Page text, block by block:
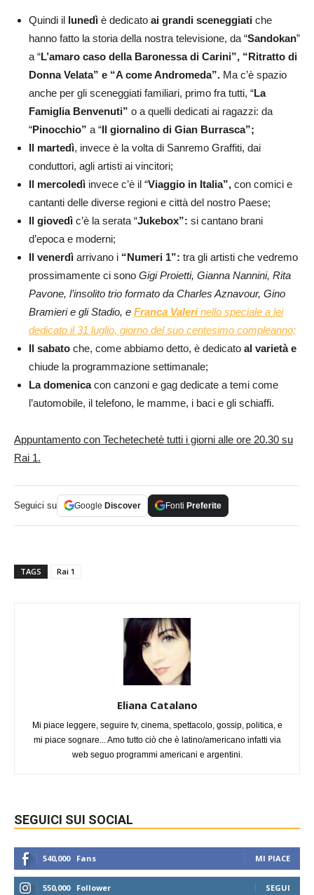
Quindi il lunedì è dedicato ai grandi sceneggiati che
hanno fatto la storia della nostra televisione, da “Sandokan”
a “L’amaro caso della Baronessa di Carini”, “Ritratto di
Donna Velata” e “A come Andromeda”. Ma c’è spazio
anche per gli sceneggiati familiari, primo fra tutti, “La
Famiglia Benvenuti” o a quelli dedicati ai ragazzi: da
“Pinocchio” a “Il giornalino di Gian Burrasca”;
Il martedì, invece è la volta di Sanremo Graffiti, dai
conduttori, agli artisti ai vincitori;
Il mercoledì invece c’è il “Viaggio in Italia”, con comici e
cantanti delle diverse regioni e città del nostro Paese;
Il giovedì c’è la serata “Jukebox”: si cantano brani
d’epoca e moderni;
Il venerdì arrivano i “Numeri 1”: tra gli artisti che vedremo
prossimamente ci sono Gigi Proietti, Gianna Nannini, Rita
Pavone, l’insolito trio formato da Charles Aznavour, Gino
Bramieri e gli Stadio, e Franca Valerinello speciale a lei
dedicato il 31 luglio, giorno del suo centesimo compleanno;
Il sabato che, come abbiamo detto, è dedicato al varietà e
chiude la programmazione settimanale;
La domenicacon canzoni e gag dedicate a temi come
l’automobile, il telefono, le mamme, i baci e gli schiaffi.
Appuntamento con Techetechetè tutti i giorni alle ore 20.30 su
Rai 1.
Seguici su Google Discover Fonti Preferite
TAGS Rai 1
Eliana Catalano
Mi piace leggere, seguire tv, cinema, spettacolo, gossip, politica, e
mi piace sognare... Amo tutto ciò che è latino/americano infatti via
web seguo programmi americani e argentini.
SEGUICI SUI SOCIAL
540,000 Fans MI PIACE
550,000 Follower SEGUI